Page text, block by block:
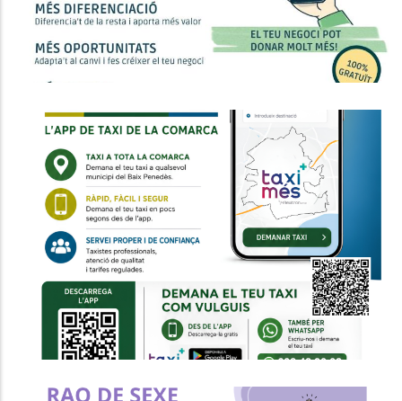
Entra En Funcionament L'Àrea
Única Del Taxi Del Baix Penedès
Per Millorar La Mobilitat A Tota La
Comarca
Altres
P. econòmica
Turisme